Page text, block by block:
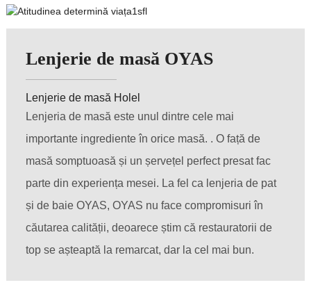
Lenjerie de masă OYAS
Lenjerie de masă Holel
Lenjeria de masă este unul dintre cele mai
importante ingrediente în orice masă. . O față de
masă somptuoasă și un șervețel perfect presat fac
parte din experiența mesei. La fel ca lenjeria de pat
și de baie OYAS, OYAS nu face compromisuri în
căutarea calității, deoarece știm că restauratorii de
top se așteaptă la remarcat, dar la cel mai bun.